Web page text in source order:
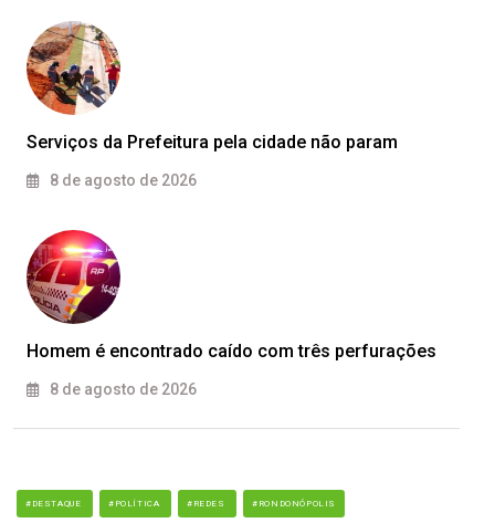
Serviços da Prefeitura pela cidade não param
8 de agosto de 2026
Homem é encontrado caído com três perfurações
8 de agosto de 2026
#DESTAQUE #POLÍTICA #REDES #RONDONÓPOLIS